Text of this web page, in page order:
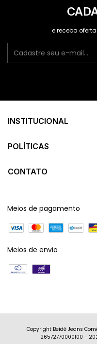
e receba
INSTITUCIONAL
POLÍTICAS
CONTATO
Meios de pagamento
Meios de envio
Copyright Beidê Jeans
26572770000100 -